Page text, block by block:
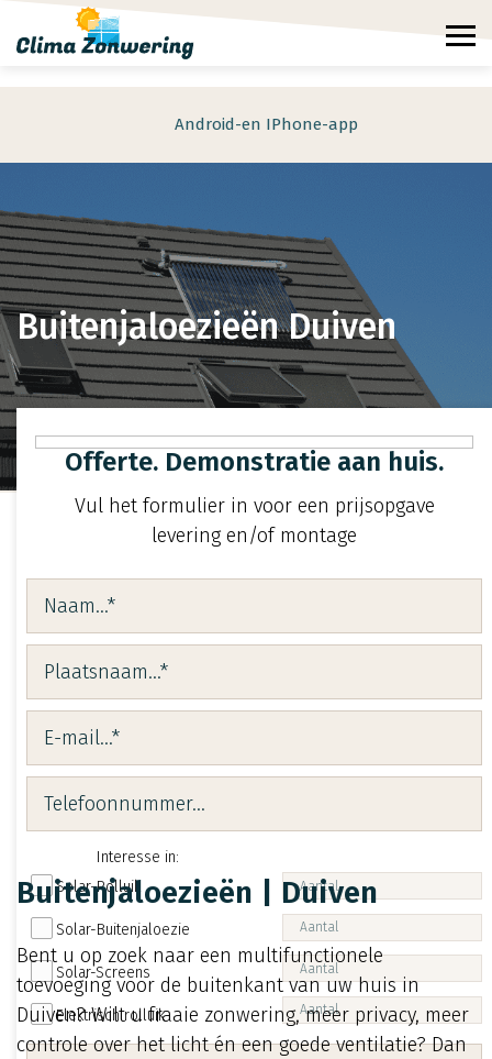
Android-en IPhone-app
Buitenjaloezieën Duiven
Offerte. Demonstratie aan huis.
Vul het formulier in voor een prijsopgave
levering en/of montage
Interesse in:
Solar-Rolluik
Solar-Buitenjaloezie
Solar-Screens
Elektrisch rolluik
Buitenjaloezieën | Duiven
Bent u op zoek naar een multifunctionele
toevoeging voor de buitenkant van uw huis in
Duiven? Wilt u fraaie zonwering, meer privacy, meer
controle over het licht én een goede ventilatie? Dan